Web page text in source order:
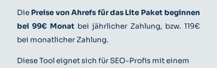
Die Preise von Ahrefs für das Lite Paket beginnen
bei 99€ Monat bei jährlicher Zahlung, bzw. 119€
bei monatlicher Zahlung.
Diese Tool eignet sich für SEO-Profis mit einem